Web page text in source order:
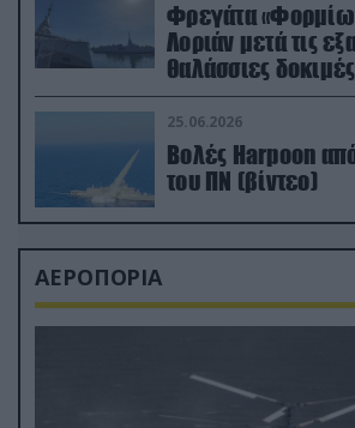
Φρεγάτα
Λοριάν μετά τις
θαλάσσιες δοκιμές στον
απαιτητικό
25.06.2026
Βολές Harpoon
του ΠΝ (βίντεο)
ΑΕΡΟΠΟΡΙΑ